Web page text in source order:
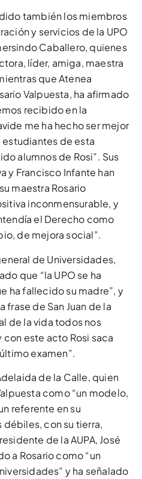
también los miembros
y servicios de la UPO
Caballero, quienes
líder, amiga, maestra
que Atenea
Valpuesta, ha afirmado
recibido en la
me ha hecho ser mejor
estudiantes de esta
alumnos de Rosi”. Sus
y Francisco Infante han
maestra Rosario
inconmensurable, y
el Derecho como
de mejora social”.
de Universidades,
que “la UPO se ha
ha fallecido su madre”, y
frase de San Juan de la
de la vida todos nos
con este acto Rosi saca
examen”.
de la Calle, quien
como “un modelo,
referente en su
con su tierra,
de la AUPA, José
a Rosario como “un
y ha señalado